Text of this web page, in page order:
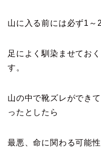
山に入る前には必ず1～
足によく馴染ませてお
す。
山の中で靴ズレができ
ったとしたら
最悪、命に関わる可能性